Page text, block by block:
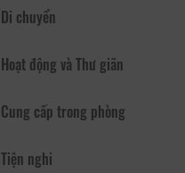
Di chuyển
Hoạt động và Thư giãn
Cung cấp trong phòng
Tiện nghi